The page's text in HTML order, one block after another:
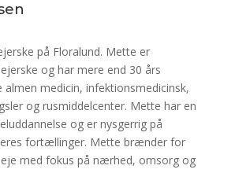
på Floralund. Mette er
og har mere end 30 års
almen medicin, infektionsmedicinsk,
og rusmiddelcenter. Mette har en
og er nysgerrig på
fortællinger. Mette brænder for
med fokus på nærhed, omsorg og